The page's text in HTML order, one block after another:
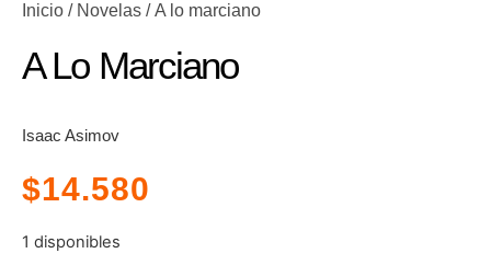
Inicio / Novelas / A lo marciano
A Lo Marciano
Isaac Asimov
$14.580
1 disponibles